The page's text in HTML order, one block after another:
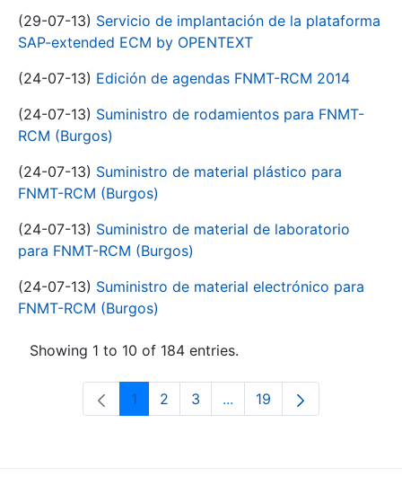
(29-07-13) Servicio de implantación de la plataforma
SAP-extended ECM by OPENTEXT
(24-07-13) Edición de agendas FNMT-RCM 2014
(24-07-13) Suministro de rodamientos para FNMT-
RCM (Burgos)
(24-07-13) Suministro de material plástico para
FNMT-RCM (Burgos)
(24-07-13) Suministro de material de laboratorio
para FNMT-RCM (Burgos)
(24-07-13) Suministro de material electrónico para
FNMT-RCM (Burgos)
Showing 1 to 10 of 184 entries.
Page
1 Page
2 Page
3 ...Intermediate Pages Use
Page
19